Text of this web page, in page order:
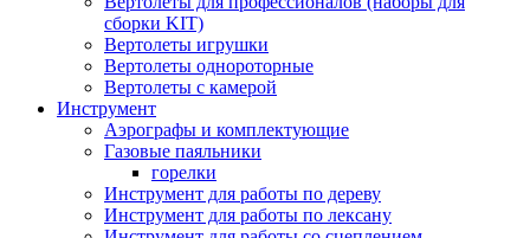
сборки KIT)
Вертолеты игрушки
Вертолеты однороторные
Вертолеты с камерой
Инструмент
Аэрографы и комплектующие
Газовые паяльники
горелки
Инструмент для работы по дереву
Инструмент для работы по лексану